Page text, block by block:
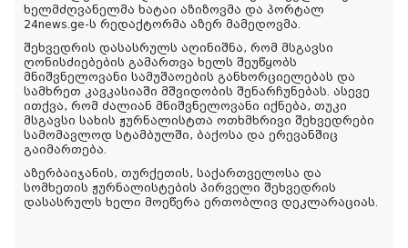
ხელმძღვანელმა ხატაი აზიზოვმა და პორტალ
24news.ge-ს რედაქტორმა აზერ მამედოვმა.
შეხვედრის დასასრულს აღინიშნა, რომ მსგავსი
ღონისძიებების გამართვა ხელს შეუწყობს
მნიშვნელოვანი სამუშაოების განხორციელებას და
სამხრეთ კავკასიაში მშვიდობის შენარჩუნებას. ასევე
ითქვა, რომ ძალიან მნიშვნელოვანი იქნება, თუკი
მსგავსი სახის ჟურნალისტთა ოთხმხრივი შეხვედრები
სამომავლოდ სტამბულში, ბაქოსა და ერევანშიც
გაიმართება.
აზერბაიჯანის, თურქეთის, საქართველოსა და
სომხეთის ჟურნალისტების პირველი შეხვედრის
დასასრულს ხელი მოეწერა ერთობლივ დეკლარაციას.